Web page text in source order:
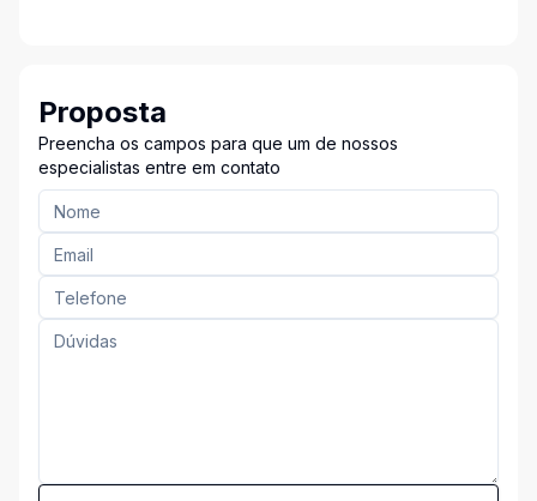
Proposta
Preencha os campos para que um de nossos
especialistas entre em contato